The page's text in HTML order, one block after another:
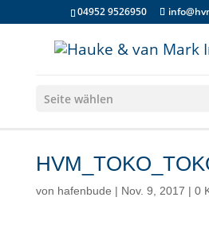
04952 9526950
Seite wählen
von hafenbude | Nov. 9, 2017 | 0